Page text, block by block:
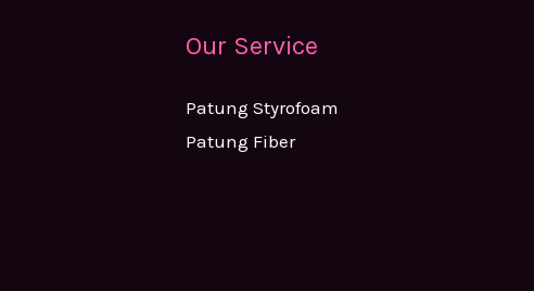
Our Service
Patung Styrofoam
Patung Fiber